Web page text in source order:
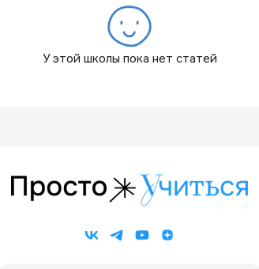
У этой школы пока нет статей